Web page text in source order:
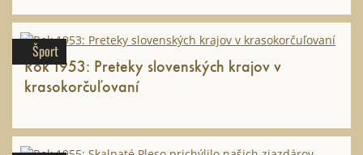
Šport
Rok 1953: Preteky slovenských krajov v
krasokorčuľovaní